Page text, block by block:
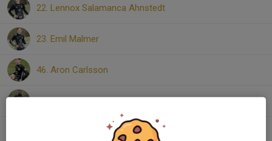
22. Lennox Salamanca Ahnstedt
23. Emil Malmer
46. Aron Carlsson
Ahmedshakir Ibrahim